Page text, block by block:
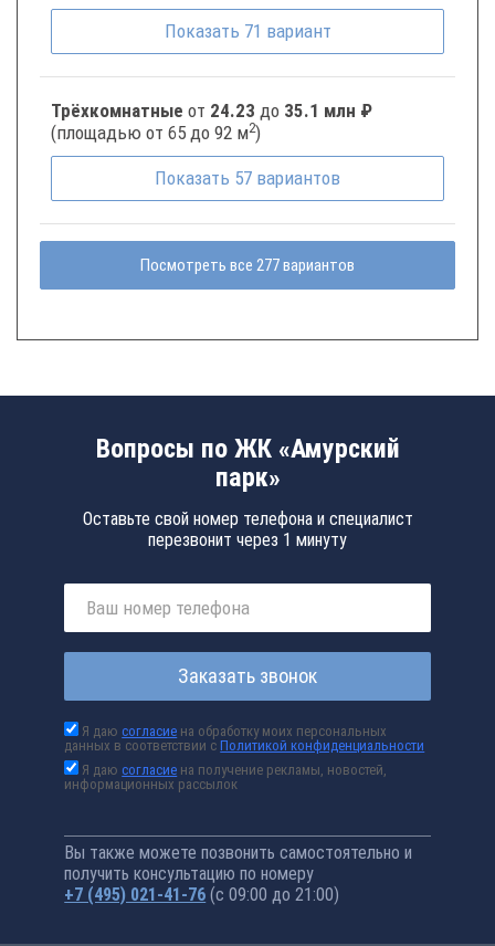
Показать 71 вариант
Трёхкомнатные от 24.23 до 35.1 млн ₽
(площадью от 65 до 92 м2)
Показать 57 вариантов
Посмотреть все 277 вариантов
Вопросы по ЖК «Амурский
парк»
Оставьте свой номер телефона и специалист
перезвонит через 1 минуту
Заказать звонок
Я даюсогласие на обработку моих персональных
данных в соответствии сПолитикой конфиденциальности
Я даюсогласие на получение рекламы, новостей,
информационных рассылок
Вы также можете позвонить самостоятельно и
получить консультацию по номеру
+7 (495) 021-41-76 (с 09:00 до 21:00)